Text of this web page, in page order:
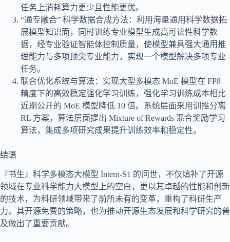
任务上消耗算力更少且性能更优。
“通专融合” 科学数据合成方法：利用海量通用科学数据拓
展模型知识面，同时训练专业模型生成高可读性科学数
据，经专业验证智能体控制质量，使模型兼具强大通用推
理能力与多项顶尖专业能力，实现一个模型解决多项专业
任务。
联合优化系统与算法：实现大型多模态 MoE 模型在 FP8
精度下的高效稳定强化学习训练，强化学习训练成本相比
近期公开的 MoE 模型降低 10 倍。系统层面采用训推分离
RL 方案，算法层面提出 Mixture of Rewards 混合奖励学习
算法，集成多项研究成果提升训练效率和稳定性。
结语
『书生』科学多模态大模型 Intern-S1 的问世，不仅填补了开源
领域在专业科学能力大模型上的空白，更以其卓越的性能和创新
的技术，为科研领域带来了前所未有的变革，重构了科研生产
力。其开源免费的策略，也为推动开源生态发展和科学研究的普
及做出了重要贡献。